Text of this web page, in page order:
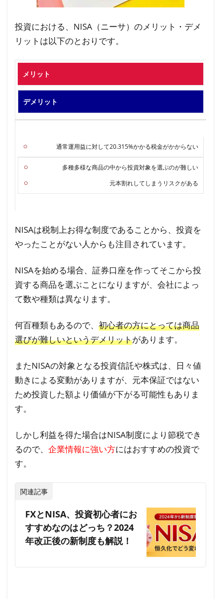
投資における、NISA（ニーサ）のメリット・デメ
リットは以下のとおりです。
メリット
デメリット
通常運用益に対して20.315%かかる税金がかからない
多種多様な商品の中から投資対象を選ぶのが難しい
元本割れしてしまうリスクがある
NISAは税制上お得な制度であることから、投資を
やったことがない人からも注目されています。
NISAを始める場合、証券口座を作ってそこから投
資する商品を選ぶことになりますが、 会社によっ
て数や種類は異なります。
何百種類もあるので、 初心者の方にとっては商品
選びが難しいというデメリットがあります。
またNISAの対象となる投資信託や株式は、日々値
動きによる変動がありますが、元本保証ではない
ため投資した額より価値が下がる可能性もありま
す。
しかし利益を得た場合はNISA制度により節税でき
るので、 企業情報に強い方にはおすすめの投資で
す。
関連記事
FXとNISA、投資初心者にお
すすめなのはどっち？2024
年改正後の新制度も解説！